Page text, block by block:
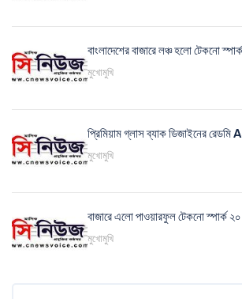
বাংলাদেশের বাজারে লঞ্চ হলো টেকনো
মুখোমুখি
প্রিমিয়াম গ্লাস ব্যাক ডিজাইনের রেডমি
মুখোমুখি
বাজারে এলো পাওয়ারফুল টেকনো স্পার্ক
মুখোমুখি